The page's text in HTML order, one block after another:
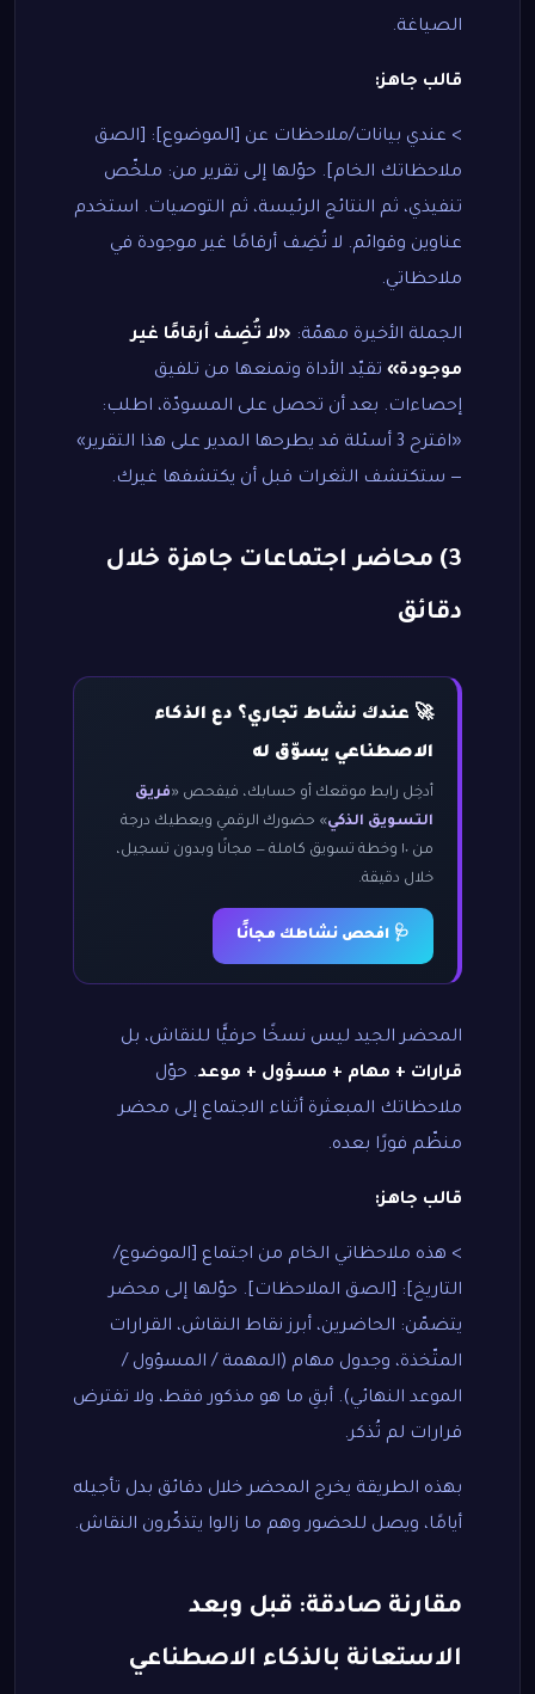
الصياغة.
قالب جاهز:
> عندي بيانات/ملاحظات عن [الموضوع]: [الصق
ملاحظاتك الخام]. حوّلها إلى تقرير من: ملخّص
تنفيذي، ثم النتائج الرئيسة، ثم التوصيات. استخدم
عناوين وقوائم. لا تُضِف أرقامًا غير موجودة في
ملاحظاتي.
الجملة الأخيرة مهمّة: «لا تُضِف أرقامًا غير
موجودة» تقيّد الأداة وتمنعها من تلفيق
إحصاءات. بعد أن تحصل على المسودّة، اطلب:
«اقترح 3 أسئلة قد يطرحها المدير على هذا التقرير»
— ستكتشف الثغرات قبل أن يكتشفها غيرك.
3) محاضر اجتماعات جاهزة خلال
دقائق
🚀 عندك نشاط تجاري؟ دع الذكاء
الاصطناعي يسوّق له
أدخِل رابط موقعك أو حسابك، فيفحص «فريق
التسويق الذكي» حضورك الرقمي ويعطيك درجة
من ١٠ وخطة تسويق كاملة — مجانًا وبدون تسجيل،
خلال دقيقة.
🩺 افحص نشاطك مجانًا
المحضر الجيد ليس نسخًا حرفيًّا للنقاش، بل
قرارات + مهام + مسؤول + موعد. حوّل
ملاحظاتك المبعثرة أثناء الاجتماع إلى محضر
منظّم فورًا بعده.
قالب جاهز:
> هذه ملاحظاتي الخام من اجتماع [الموضوع/
التاريخ]: [الصق الملاحظات]. حوّلها إلى محضر
يتضمّن: الحاضرين، أبرز نقاط النقاش، القرارات
المتّخذة، وجدول مهام (المهمة / المسؤول /
الموعد النهائي). أبقِ ما هو مذكور فقط، ولا تفترض
قرارات لم تُذكر.
بهذه الطريقة يخرج المحضر خلال دقائق بدل تأجيله
أيامًا، ويصل للحضور وهم ما زالوا يتذكّرون النقاش.
مقارنة صادقة: قبل وبعد
الاستعانة بالذكاء الاصطناعي